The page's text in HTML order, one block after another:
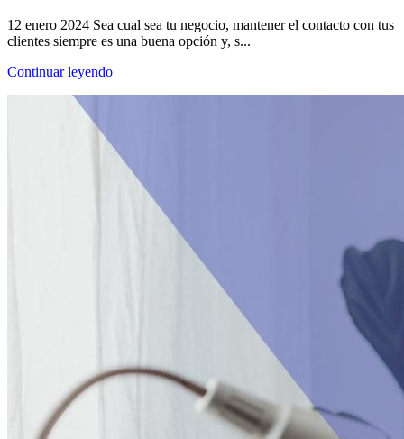
12 enero 2024 Sea cual sea tu negocio, mantener el contacto con tus
clientes siempre es una buena opción y, s...
Continuar leyendo